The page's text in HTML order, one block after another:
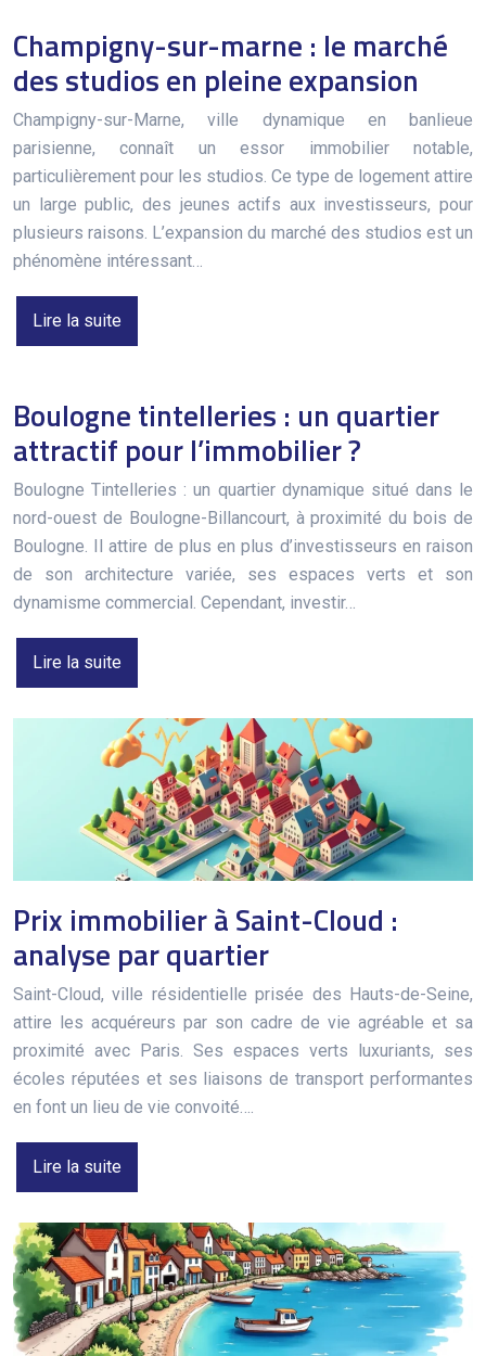
Champigny-sur-marne : le marché
des studios en pleine expansion
Champigny-sur-Marne, ville dynamique en banlieue
parisienne, connaît un essor immobilier notable,
particulièrement pour les studios. Ce type de logement attire
un large public, des jeunes actifs aux investisseurs, pour
plusieurs raisons. L’expansion du marché des studios est un
phénomène intéressant…
Lire la suite
Boulogne tintelleries : un quartier
attractif pour l’immobilier ?
Boulogne Tintelleries : un quartier dynamique situé dans le
nord-ouest de Boulogne-Billancourt, à proximité du bois de
Boulogne. Il attire de plus en plus d’investisseurs en raison
de son architecture variée, ses espaces verts et son
dynamisme commercial. Cependant, investir…
Lire la suite
Prix immobilier à Saint-Cloud :
analyse par quartier
Saint-Cloud, ville résidentielle prisée des Hauts-de-Seine,
attire les acquéreurs par son cadre de vie agréable et sa
proximité avec Paris. Ses espaces verts luxuriants, ses
écoles réputées et ses liaisons de transport performantes
en font un lieu de vie convoité….
Lire la suite